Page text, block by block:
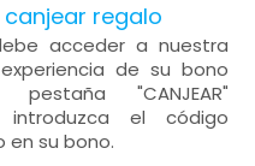
regalo
acceder a nuestra
de su bono
"CANJEAR"
el código
en su bono.